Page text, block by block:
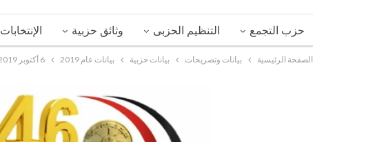
حزب التجمع التنظيم الحزبى وثائق حزبية الإنتخابات
الصفحة الرئيسية بيانات وتصريحات بيانات حزبية بيانات عام 2019 6 أكتوبر 2019.. 46 عاماً على العبور العظيم